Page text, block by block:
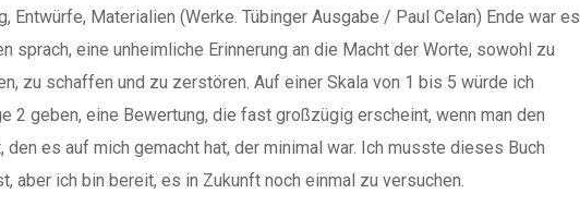
Entwürfe, Materialien (Werke. Tübinger Ausgabe / Paul Celan) Ende war es
sprach, eine unheimliche Erinnerung an die Macht der Worte, sowohl zu
zu schaffen und zu zerstören. Auf einer Skala von 1 bis 5 würde ich
2 geben, eine Bewertung, die fast großzügig erscheint, wenn man den
den es auf mich gemacht hat, der minimal war. Ich musste dieses Buch
aber ich bin bereit, es in Zukunft noch einmal zu versuchen.